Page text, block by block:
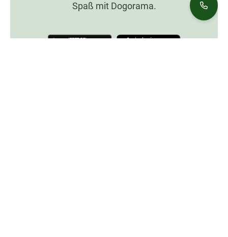
Spaß mit Dogorama.